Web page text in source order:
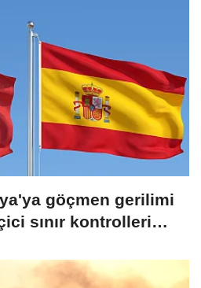
göçmen gerilimi
sınır kontrolleri